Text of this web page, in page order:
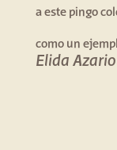
a este pingo
como un
Elida Azario